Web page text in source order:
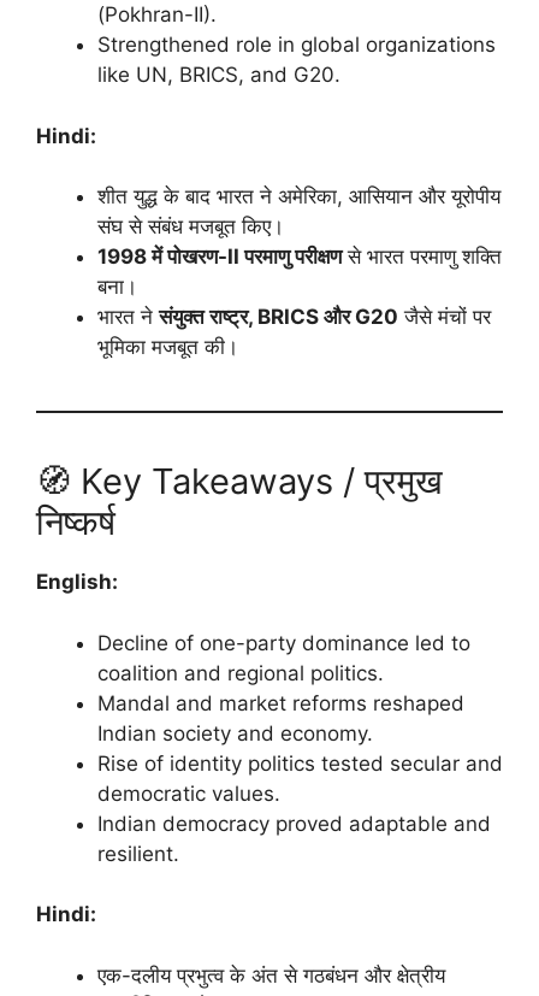
(Pokhran-II).
Strengthened role in global organizations
like UN, BRICS, and G20.
Hindi:
शीत युद्ध के बाद भारत ने अमेरिका, आसियान और यूरोपीय
संघ से संबंध मजबूत किए।
1998 में पोखरण-II परमाणु परीक्षणसे भारत परमाणु शक्ति
बना।
भारत नेसंयुक्त राष्ट्र, BRICS और G20 जैसे मंचों पर
भूमिका मजबूत की।
🧭 Key Takeaways / प्रमुख
निष्कर्ष
English:
Decline of one-party dominance led to
coalition and regional politics.
Mandal and market reforms reshaped
Indian society and economy.
Rise of identity politics tested secular and
democratic values.
Indian democracy proved adaptable and
resilient.
Hindi:
एक-दलीय प्रभुत्व के अंत से गठबंधन और क्षेत्रीय